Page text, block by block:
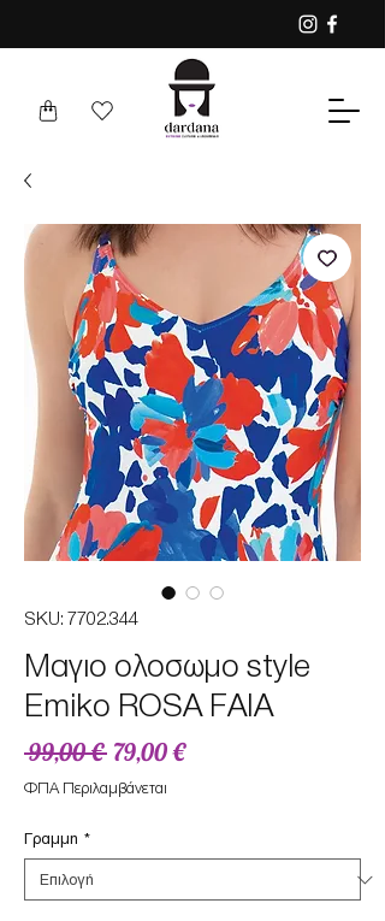
SKU: 7702.344
Mαγιο ολοσωμο style
Emiko ROSA FAIA
99,00 € Κανονική
τιμή
79,00 €Τιμή
ΦΠΑ Περιλαμβάνεται
Γραμμη *